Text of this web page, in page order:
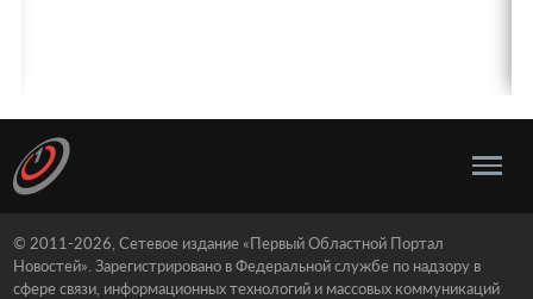
© 2011-2026, Сетевое издание «Первый Областной Портал
Новостей». Зарегистрировано в Федеральной службе по надзору в
сфере связи, информационных технологий и массовых коммуникаций